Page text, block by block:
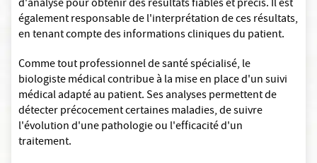
d'analyse pour obtenir des résultats fiables et précis. Il est
également responsable de l'interprétation de ces résultats,
en tenant compte des informations cliniques du patient.
Comme tout professionnel de santé spécialisé, le
biologiste médical contribue à la mise en place d'un suivi
médical adapté au patient. Ses analyses permettent de
détecter précocement certaines maladies, de suivre
l'évolution d'une pathologie ou l'efficacité d'un
traitement.